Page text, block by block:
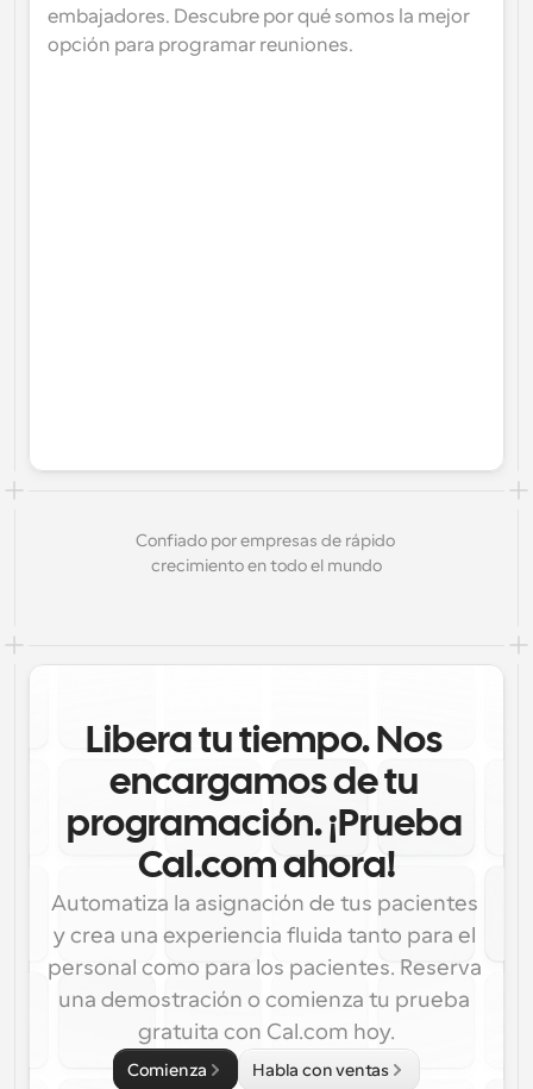
embajadores. Descubre por qué somos la mejor
opción para programar reuniones.
Confiado por empresas de rápido
crecimiento en todo el mundo
Libera tu tiempo. Nos
encargamos de tu
programación. ¡Prueba
Cal.com ahora!
Automatiza la asignación de tus pacientes
y crea una experiencia fluida tanto para el
personal como para los pacientes. Reserva
una demostración o comienza tu prueba
gratuita con Cal.com hoy.
Comienza Habla con ventas